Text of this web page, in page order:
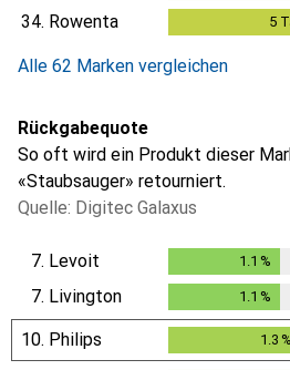
34. Rowenta 5
Alle 62 Marken vergleichen
Rückgabequote
So oft wird ein Produkt dieser
«Staubsauger» retourniert.
Quelle: Digitec Galaxus
7. Levoit 1.1 %
7. Livington 1.1 %
10. Philips 1.3 %